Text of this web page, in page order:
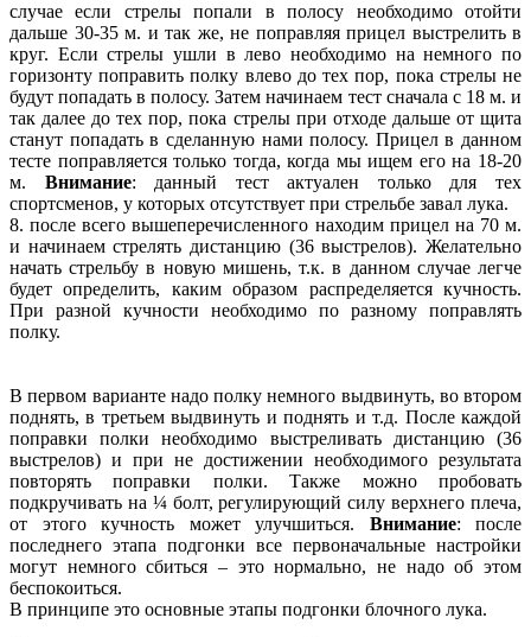
случае если стрелы попали в полосу необходимо отойти
дальше 30-35 м. и так же, не поправляя прицел выстрелить в
круг. Если стрелы ушли в лево необходимо на немного по
горизонту поправить полку влево до тех пор, пока стрелы не
будут попадать в полосу. Затем начинаем тест сначала с 18 м. и
так далее до тех пор, пока стрелы при отходе дальше от щита
станут попадать в сделанную нами полосу. Прицел в данном
тесте поправляется только тогда, когда мы ищем его на 18-20
м. Внимание: данный тест актуален только для тех
спортсменов, у которых отсутствует при стрельбе завал лука.
8. после всего вышеперечисленного находим прицел на 70 м.
и начинаем стрелять дистанцию (36 выстрелов). Желательно
начать стрельбу в новую мишень, т.к. в данном случае легче
будет определить, каким образом распределяется кучность.
При разной кучности необходимо по разному поправлять
полку.
В первом варианте надо полку немного выдвинуть, во втором
поднять, в третьем выдвинуть и поднять и т.д. После каждой
поправки полки необходимо выстреливать дистанцию (36
выстрелов) и при не достижении необходимого результата
повторять поправки полки. Также можно пробовать
подкручивать на ¼ болт, регулирующий силу верхнего плеча,
от этого кучность может улучшиться. Внимание: после
последнего этапа подгонки все первоначальные настройки
могут немного сбиться – это нормально, не надо об этом
беспокоиться.
В принципе это основные этапы подгонки блочного лука.